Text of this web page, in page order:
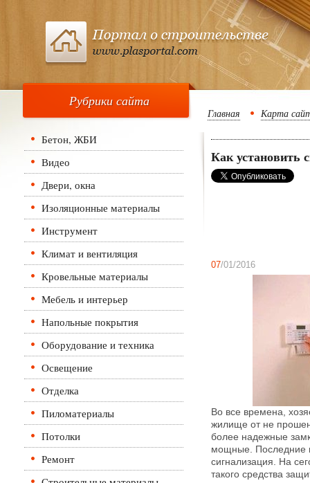
Рубрики сайта
Бетон, ЖБИ
Видео
Двери, окна
Изоляционные материалы
Инструмент
Климат и вентиляция
Кровельные материалы
Мебель и интерьер
Напольные покрытия
Оборудование и техника
Освещение
Отделка
Пиломатериалы
Потолки
Ремонт
Главная Карта
Как установить
07/01/2016
Во все времена,
жилище от не
более надежные
мощные. Последние
сигнализация. На
такого средства